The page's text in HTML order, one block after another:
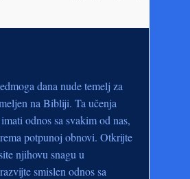
dana nude temelj za
na Bibliji. Ta učenja
odnos sa svakim od nas,
potpunoj obnovi. Otkrijte
njihovu snagu u
smislen odnos sa